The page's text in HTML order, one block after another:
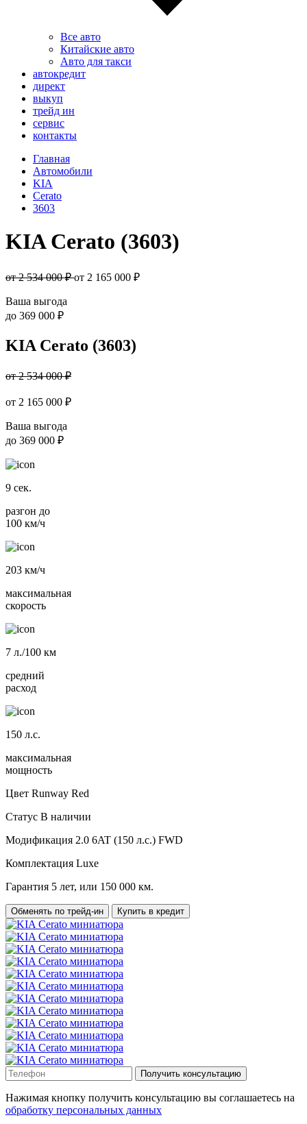
Все авто
Китайские авто
Авто для такси
автокредит
директ
выкуп
трейд ин
сервис
контакты
Главная
Автомобили
KIA
Cerato
3603
KIA Cerato (3603)
от 2 534 000 ₽от 2 165 000 ₽
Ваша выгода
до 369 000 ₽
KIA Cerato (3603)
от 2 534 000 ₽
от 2 165 000 ₽
Ваша выгода
до 369 000 ₽
9 сек.
разгон до
100 км/ч
203 км/ч
максимальная
скорость
7 л./100 км
средний
расход
150 л.с.
максимальная
мощность
Цвет Runway Red
Статус В наличии
Модификация 2.0 6AT (150 л.с.) FWD
Комплектация Luxe
Гарантия 5 лет, или 150 000 км.
Обменять по трейд-ин Купить в кредит
Получить консультацию
Нажимая кнопку получить консультацию вы соглашаетесь на
обработку персональных данных